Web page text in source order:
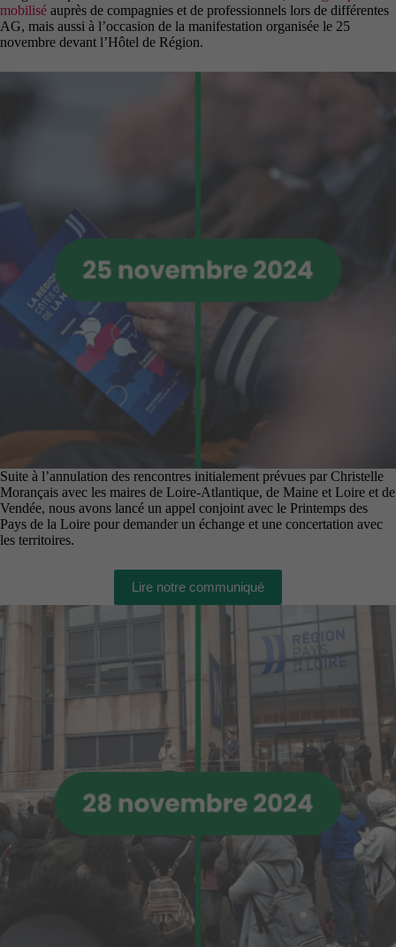
mobilisé auprès de compagnies et de professionnels lors de différentes
AG, mais aussi à l’occasion de la manifestation organisée le 25
novembre devant l’Hôtel de Région.
Suite à l’annulation des rencontres initialement prévues par Christelle
Morançais avec les maires de Loire-Atlantique, de Maine et Loire et de
Vendée, nous avons lancé un appel conjoint avec le Printemps des
Pays de la Loire pour demander un échange et une concertation avec
les territoires.
Lire notre communiqué